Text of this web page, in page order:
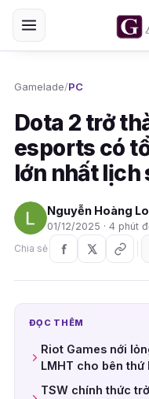
Gamelade/PC
Dota 2 trở
esports có
lớn nhất lịch
Nguyễn Hoàng
01/12/2025 · 4 phút
Chia sẻ
ĐỌC THÊM
Riot Games nới
LMHT cho bên thứ
TSW chính thức